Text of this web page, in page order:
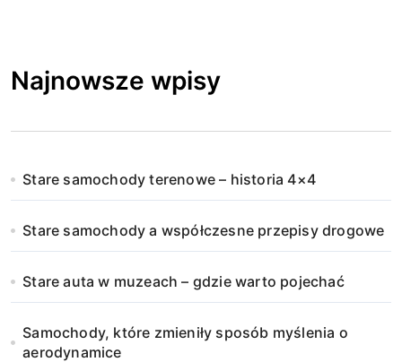
Najnowsze wpisy
Stare samochody terenowe – historia 4×4
Stare samochody a współczesne przepisy drogowe
Stare auta w muzeach – gdzie warto pojechać
Samochody, które zmieniły sposób myślenia o
aerodynamice